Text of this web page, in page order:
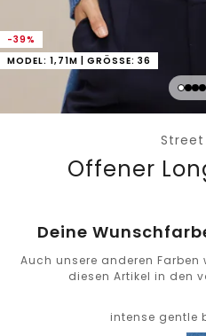
-39%
MODEL: 1,71M | GRÖSSE: 36
Street
Offener
Deine
Auch unsere anderen Farben
diesen Artikel in den
intense gentle